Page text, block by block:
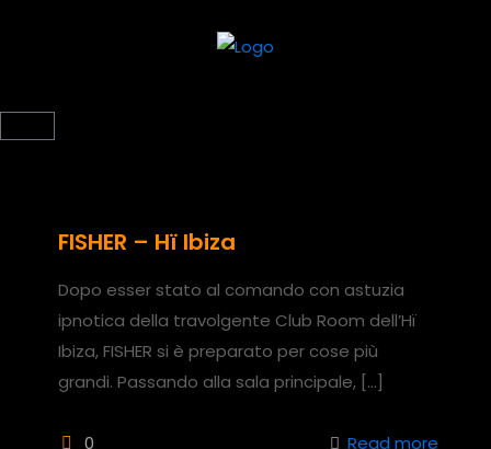
FISHER – Hï Ibiza
Dopo esser stato al comando con astuzia
ipnotica della travolgente Club Room dell’Hï
Ibiza, FISHER si è preparato per cose più
grandi. Passando alla sala principale, […]
0 Read more